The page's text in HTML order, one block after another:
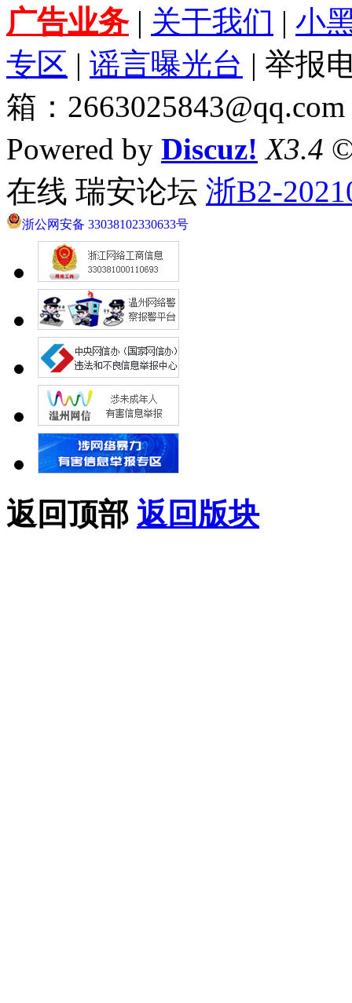
广告业务| 关于我们 | 小
专区 | 谣言曝光台 | 举报
箱：2663025843@qq.com
Powered by Discuz! X3.4
在线 瑞安论坛 浙B2-
浙公网安备 33038102330633号
返回顶部 返回版块